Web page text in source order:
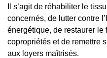
Il s’agit de réhabiliter le
concernés, de lutter contre
énergétique, de restaurer le
copropriétés et de remettre
aux loyers maîtrisés.